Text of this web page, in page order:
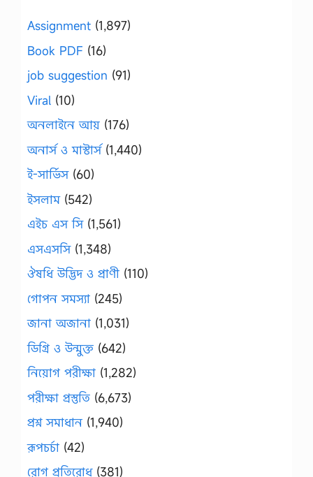
Assignment (1,897)
Book PDF (16)
job suggestion (91)
Viral (10)
অনলাইনে আয় (176)
অনার্স ও মাস্টার্স(1,440)
ই-সার্ভিস(60)
ইসলাম(542)
এইচ এস সি(1,561)
এসএসসি(1,348)
ঔষধি উদ্ভিদ ও প্রাণী (110)
গোপন সমস্যা (245)
জানা অজানা (1,031)
ডিগ্রি ও উন্মুক্ত (642)
নিয়োগ পরীক্ষা (1,282)
পরীক্ষা প্রস্তুতি (6,673)
প্রশ্ন সমাধান (1,940)
রূপচর্চা (42)
রোগ প্রতিরোধ(381)